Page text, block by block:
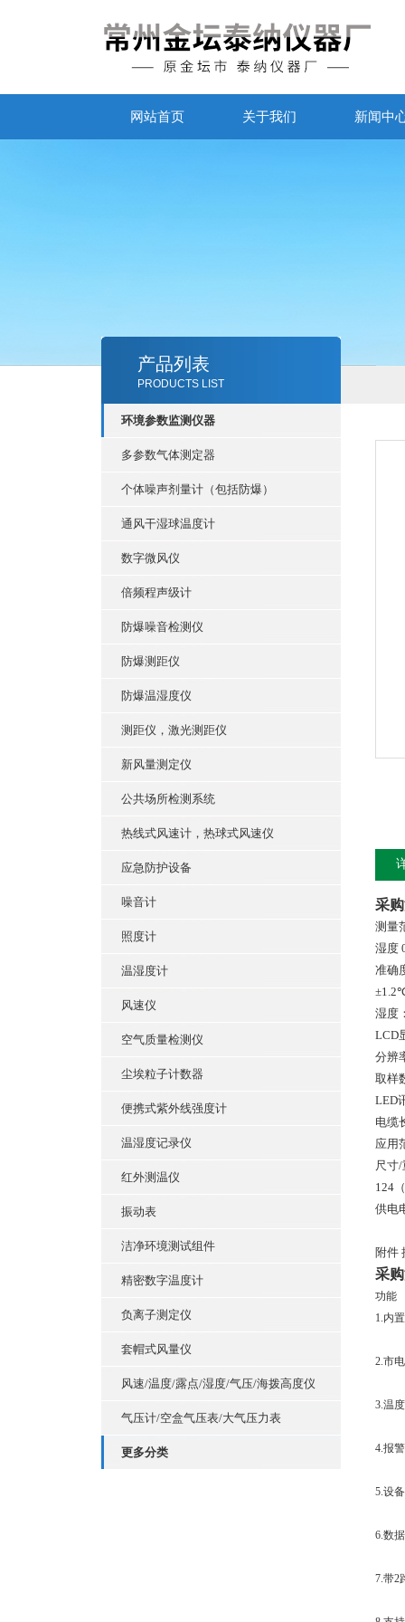
网站首页 关于我们 新闻中
产品列表
PRODUCTS LIST
环境参数监测仪器
多参数气体测定器
个体噪声剂量计（包括防爆）
通风干湿球温度计
数字微风仪
倍频程声级计
防爆噪音检测仪
防爆测距仪
防爆温湿度仪
测距仪，激光测距仪
新风量测定仪
公共场所检测系统
热线式风速计，热球式风速仪
应急防护设备
噪音计
照度计
温湿度计
风速仪
空气质量检测仪
尘埃粒子计数器
便携式紫外线强度计
温湿度记录仪
红外测温仪
振动表
洁净环境测试组件
精密数字温度计
负离子测定仪
套帽式风量仪
风速/温度/露点/湿度/气压/海拨高度仪
气压计/空盒气压表/大气压力表
更多分类
采
测量
湿度
准确
湿度
LCD
分辨
取样
LED
电缆
应用
尺寸/
124
供电
附件
采
功能
1.内
2.市
3.温
4.报
5.设
6.数
7.带2